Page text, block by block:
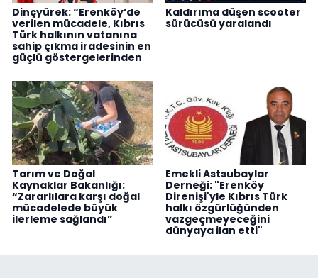
Dinçyürek: “Erenköy’de
verilen mücadele, Kıbrıs
Türk halkının vatanına
sahip çıkma iradesinin en
güçlü göstergelerinden
Kaldırıma düşen scooter
sürücüsü yaralandı
Tarım ve Doğal
Kaynaklar Bakanlığı:
“Zararlılara karşı doğal
mücadelede büyük
ilerleme sağlandı”
Emekli Astsubaylar
Derneği: "Erenköy
Direnişi'yle Kıbrıs Türk
halkı özgürlüğünden
vazgeçmeyeceğini
dünyaya ilan etti"